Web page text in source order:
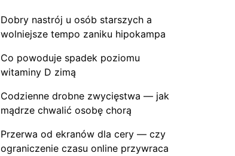
Dobry nastrój u osób starszych a
wolniejsze tempo zaniku hipokampa
Co powoduje spadek poziomu
witaminy D zimą
Codzienne drobne zwycięstwa — jak
mądrze chwalić osobę chorą
Przerwa od ekranów dla cery — czy
ograniczenie czasu online przywraca